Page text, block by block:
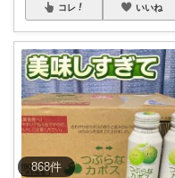
868件
コレ いいね